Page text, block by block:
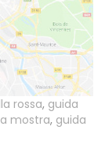
rossa, guida
mostra, guida